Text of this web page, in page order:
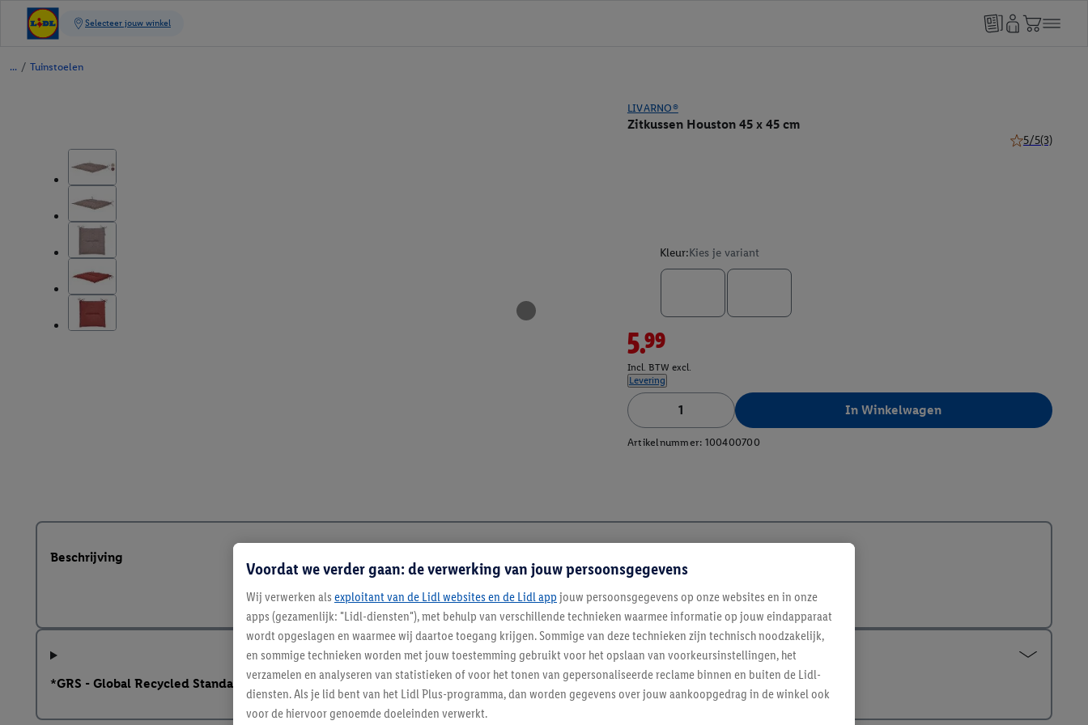
/ Tuinstoelen
LIVARNO®
Zitkussen Houston 45 x 45 cm
5/5(3)
Kleur:Kies je variant
5.99
Incl. BTW excl.
Levering
In Winkelwagen
Artikelnummer: 100400700
Beschrijving
*GRS - Global Recycled Standard
Voordat we verder gaan: de verwerking van jouw persoonsgegevens
Wij verwerken als exploitant van de Lidl websites en de Lidl app jouw persoonsgegevens op onze websites en in onze
apps (gezamenlijk: "Lidl-diensten"), met behulp van verschillende technieken waarmee informatie op jouw eindapparaat
wordt opgeslagen en waarmee wij daartoe toegang krijgen. Sommige van deze technieken zijn technisch noodzakelijk,
en sommige technieken worden met jouw toestemming gebruikt voor het opslaan van voorkeursinstellingen, het
verzamelen en analyseren van statistieken of voor het tonen van gepersonaliseerde reclame binnen en buiten de Lidl-
diensten. Als je lid bent van het Lidl Plus-programma, dan worden gegevens over jouw aankoopgedrag in de winkel ook
voor de hiervoor genoemde doeleinden verwerkt.